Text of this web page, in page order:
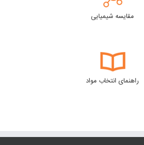
مقایسه شیمیایی
راهنمای انتخاب مواد